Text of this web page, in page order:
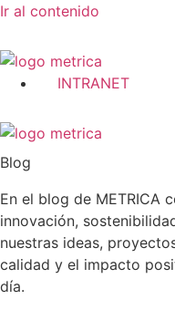
Ir al contenido
INTRANET
Blog
En el blog de METRICA
innovación,
nuestras ideas,
calidad y el impacto
día.